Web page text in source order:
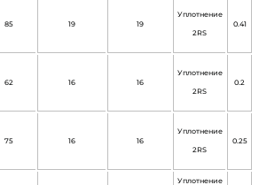
85 19 19
Уплотнение
2RS
0.41
62 16 16
Уплотнение
2RS
0.2
75 16 16
Уплотнение
2RS
0.25
Уплотнение